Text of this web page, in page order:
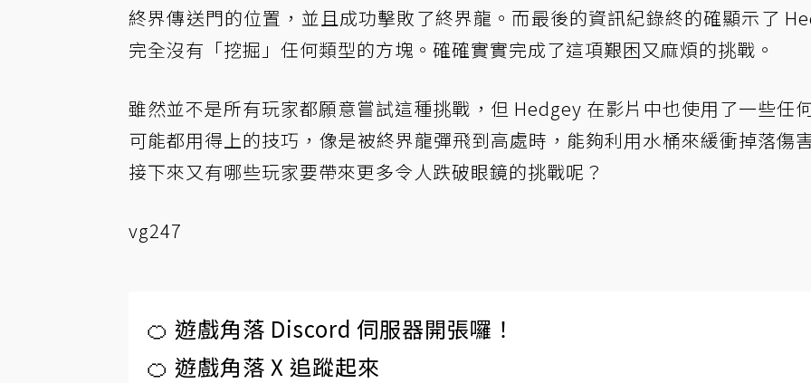
終界傳送門的位置，並且成功擊敗了終界龍。而最後的資訊紀錄終的確顯示了
完全沒有「挖掘」任何類型的方塊。確確實實完成了這項艱困又麻煩的挑戰。
雖然並不是所有玩家都願意嘗試這種挑戰，但 Hedgey 在影片中也使用了一些任
可能都用得上的技巧，像是被終界龍彈飛到高處時，能夠利用水桶來緩衝掉落傷
接下來又有哪些玩家要帶來更多令人跌破眼鏡的挑戰呢？
vg247
🍊 遊戲角落 Discord 伺服器開張囉！
🍊 遊戲角落 X 追蹤起來